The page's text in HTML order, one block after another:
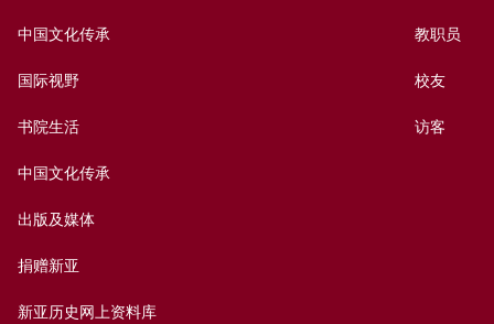
中国文化传承
国际视野
书院生活
中国文化传承
出版及媒体
捐赠新亚
新亚历史网上资料库
教职员
校友
访客